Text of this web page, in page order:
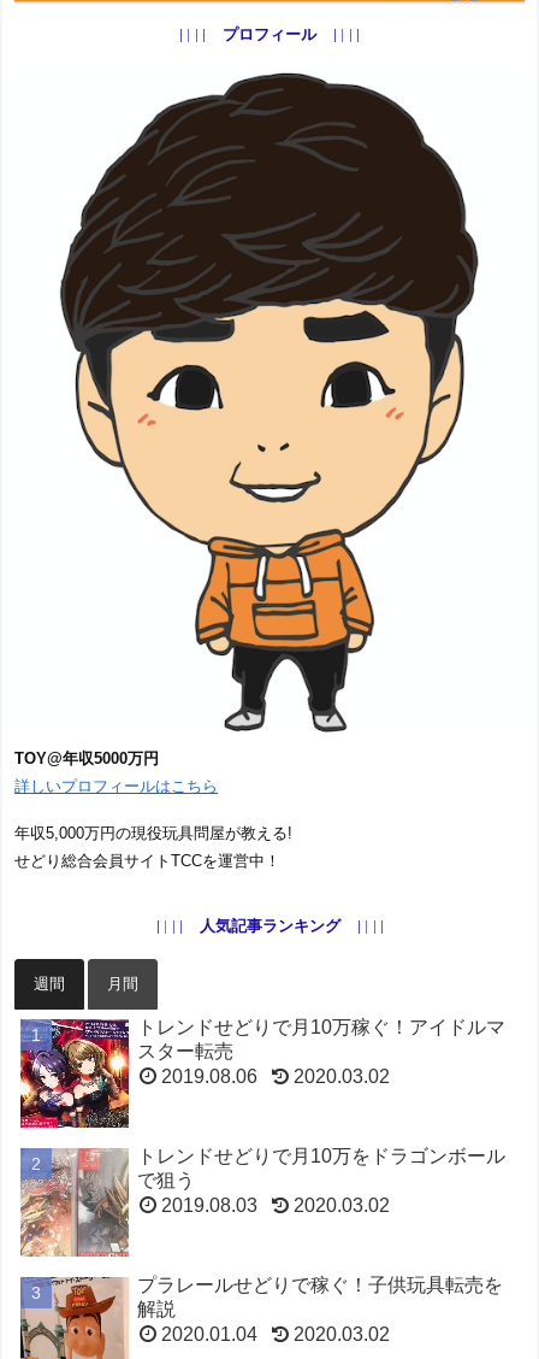
プロフィール
TOY@年収5000万円
詳しいプロフィールはこちら
年収5,000万円の現役玩具問屋が教える!
せどり総合会員サイトTCCを運営中！
人気記事ランキング
週間 月間
トレンドせどりで月10万稼ぐ！アイドルマ
スター転売
2019.08.06
2020.03.02
トレンドせどりで月10万をドラゴンボール
で狙う
2019.08.03
2020.03.02
プラレールせどりで稼ぐ！子供玩具転売を
解説
2020.01.04
2020.03.02